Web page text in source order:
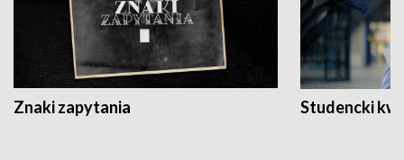
Znaki zapytania Studencki